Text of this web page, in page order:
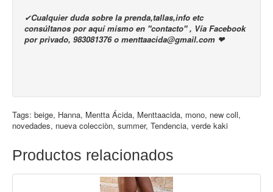
✔Cualquier duda sobre la prenda,tallas,info etc
consúltanos por aquí mismo en "contacto" , Vía Facebook
por privado, 983081376 o menttaacida@gmail.com ❤
Tags: beige, Hanna, Mentta Ácida, Menttaacida, mono, new coll,
novedades, nueva colecciòn, summer, Tendencia, verde kaki
Productos relacionados